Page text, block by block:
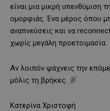
είναι μια μικρή υπενθύμιση
ομορφιάς. Ένα μέρος όπου
αναπνεύσεις και να
χωρίς μεγάλη προετοιμασία.
Αν λοιπόν ψάχνεις την
μόλις τη βρήκες.
Κατερίνα Χριστοφή